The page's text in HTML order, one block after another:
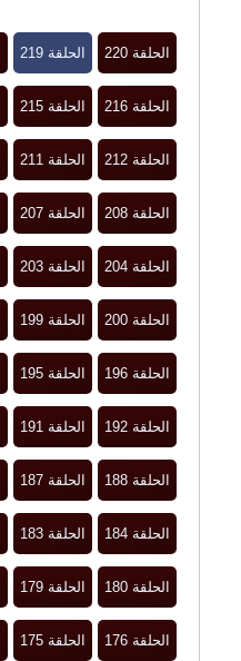
الحلقة 220 الحلقة 219
الحلقة 216 الحلقة 215
الحلقة 212 الحلقة 211
الحلقة 208 الحلقة 207
الحلقة 204 الحلقة 203
الحلقة 200 الحلقة 199
الحلقة 196 الحلقة 195
الحلقة 192 الحلقة 191
الحلقة 188 الحلقة 187
الحلقة 184 الحلقة 183
الحلقة 180 الحلقة 179
الحلقة 176 الحلقة 175